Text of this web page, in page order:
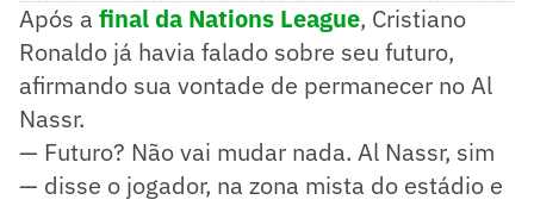
Após a final da Nations League, Cristiano
Ronaldo já havia falado sobre seu futuro,
afirmando sua vontade de permanecer no Al
Nassr.
— Futuro? Não vai mudar nada. Al Nassr, sim
— disse o jogador, na zona mista do estádio e